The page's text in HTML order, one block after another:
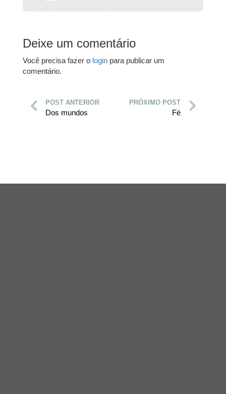
Deixe um comentário
Você precisa fazer o login para publicar um
comentário.
POST ANTERIOR
Dos mundos
PRÓXIMO POST
Fé